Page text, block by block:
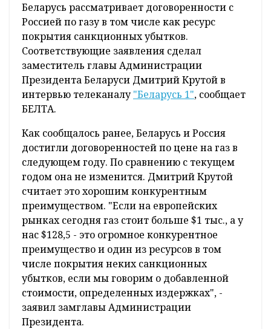
Беларусь рассматривает договоренности с
Россией по газу в том числе как ресурс
покрытия санкционных убытков.
Соответствующие заявления сделал
заместитель главы Администрации
Президента Беларуси Дмитрий Крутой в
интервью телеканалу"Беларусь 1", сообщает
БЕЛТА.
Как сообщалось ранее, Беларусь и Россия
достигли договоренностей по цене на газ в
следующем году. По сравнению с текущем
годом она не изменится. Дмитрий Крутой
считает это хорошим конкурентным
преимуществом. "Если на европейских
рынках сегодня газ стоит больше $1 тыс., а у
нас $128,5 - это огромное конкурентное
преимущество и один из ресурсов в том
числе покрытия неких санкционных
убытков, если мы говорим о добавленной
стоимости, определенных издержках", -
заявил замглавы Администрации
Президента.